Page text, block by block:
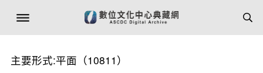
主要形式:平面（10811）